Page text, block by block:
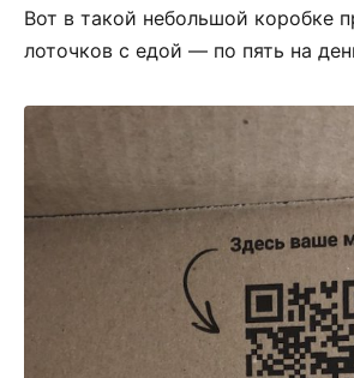
Вот в такой небольшой коробке
лоточков с едой — по пять на